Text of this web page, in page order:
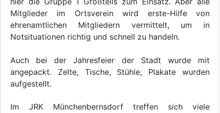
Mitglieder im Ortsverein wird erste-Hilfe von
ehrenamtlichen Mitgliedern vermittelt, um in
Notsituationen richtig und schnell zu handeln.
Auch bei der Jahresfeier der Stadt wurde mit
angepackt. Zelte, Tische, Stühle, Plakate wurden
aufgestellt.
Im JRK Münchenbernsdorf treffen sich viele